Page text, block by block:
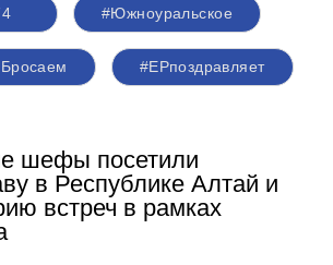
#Южноуральское
#ЕРпоздравляет
шефы посетили
в Республике Алтай и
встреч в рамках